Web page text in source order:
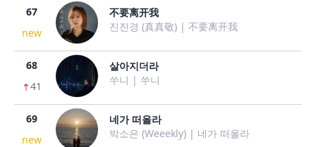
67
new
不要离开我
진진경 (真真敬) | 不要离开我
68
41
살아지더라
쑤니 | 쑤니
69
new
네가 떠올라
박소은 (Weeekly) | 네가 떠올라